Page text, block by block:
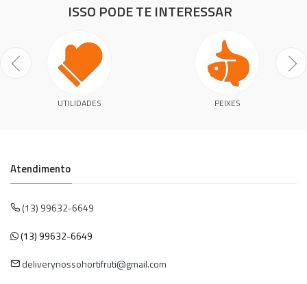
ISSO PODE TE INTERESSAR
UTILIDADES PEIXES
Atendimento
(13) 99632-6649
(13) 99632-6649
deliverynossohortifruti@gmail.com